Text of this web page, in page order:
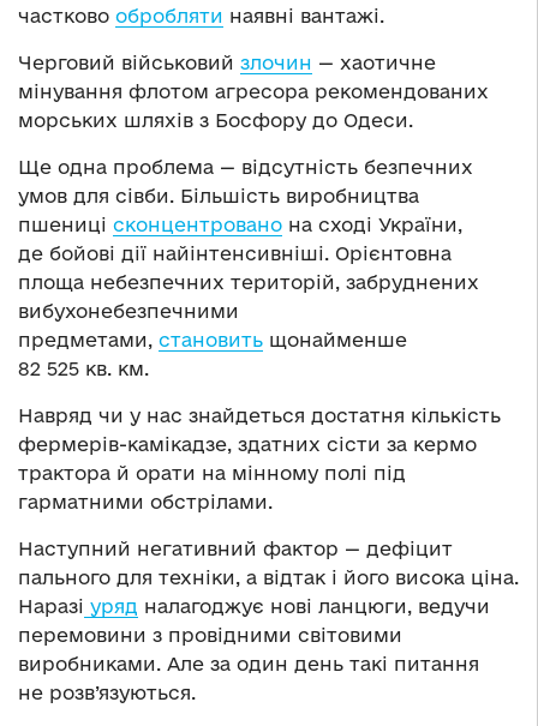
частково обробляти наявні вантажі.
Черговий військовий злочин — хаотичне
мінування флотом агресора рекомендованих
морських шляхів з Босфору до Одеси.
Ще одна проблема — відсутність безпечних
умов для сівби. Більшість виробництва
пшениці сконцентровано на сході України,
де бойові дії найінтенсивніші. Орієнтовна
площа небезпечних територій, забруднених
вибухонебезпечними
предметами, становить щонайменше
82 525 кв. км.
Навряд чи у нас знайдеться достатня кількість
фермерів-камікадзе, здатних сісти за кермо
трактора й орати на мінному полі під
гарматними обстрілами.
Наступний негативний фактор — дефіцит
пального для техніки, а відтак і його висока ціна.
Наразі уряд налагоджує нові ланцюги, ведучи
перемовини з провідними світовими
виробниками. Але за один день такі питання
не розв’язуються.